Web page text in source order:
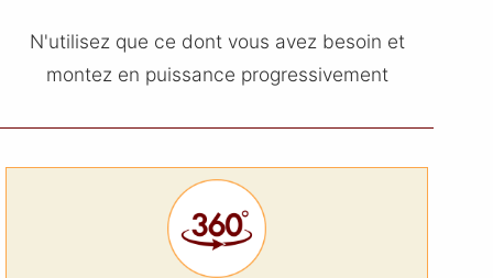
N'utilisez que ce dont vous avez besoin et
montez en puissance progressivement